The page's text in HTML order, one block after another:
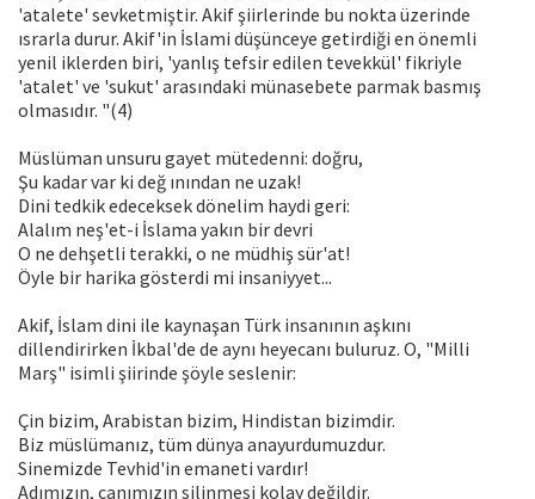
'atalete' sevketmiştir. Akif şiirlerinde bu nokta üzerinde
ısrarla durur. Akif'in İslami düşünceye getirdiği en önemli
yenil iklerden biri, 'yanlış tefsir edilen tevekkül' fikriyle
'atalet' ve 'sukut' arasındaki münasebete parmak basmış
olmasıdır. "(4)
Müslüman unsuru gayet mütedenni: doğru,
Şu kadar var ki değ ınından ne uzak!
Dini tedkik edeceksek dönelim haydi geri:
Alalım neş'et-i İslama yakın bir devri
O ne dehşetli terakki, o ne müdhiş sür'at!
Öyle bir harika gösterdi mi insaniyyet...
Akif, İslam dini ile kaynaşan Türk insanının aşkını
dillendirirken İkbal'de de aynı heyecanı buluruz. O, "Milli
Marş" isimli şiirinde şöyle seslenir:
Çin bizim, Arabistan bizim, Hindistan bizimdir.
Biz müslümanız, tüm dünya anayurdumuzdur.
Sinemizde Tevhid'in emaneti vardır!
Adımızın, canımızın silinmesi kolay değildir.